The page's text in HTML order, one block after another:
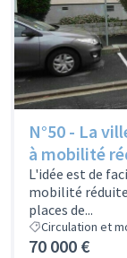
N°50 - La
à mobilité
L'idée est de
mobilité
places de...
Circulation et
70 000 €